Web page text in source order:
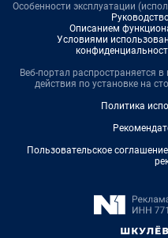
Особенности эксплуатации
Описанием
Условиями
Веб-портал распространяется
действия по установке на
Политика
Пользовательское